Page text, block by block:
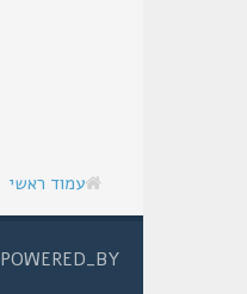
עמוד ראשי
POWERED_BY